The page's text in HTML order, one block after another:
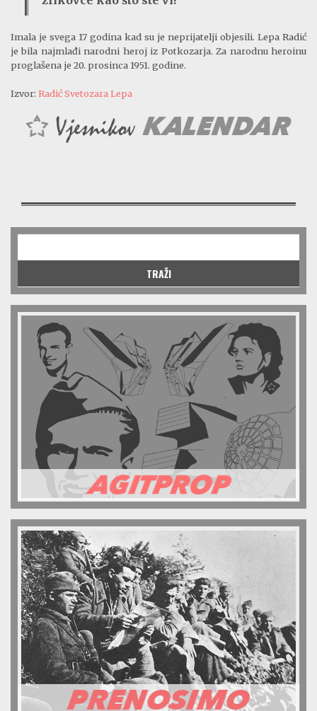
Imala je svega 17 godina kad su je neprijatelji objesili. Lepa Radić
je bila najmlađi narodni heroj iz Potkozarja. Za narodnu heroinu
proglašena je 20. prosinca 1951. godine.
Izvor: Radić Svetozara Lepa